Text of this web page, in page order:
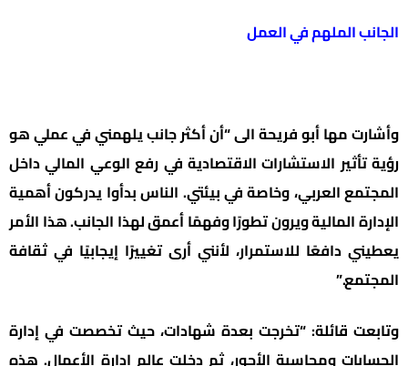
الجانب الملهم في العمل
وأشارت مها أبو فريحة الى “أن أكثر جانب يلهمني في عملي هو
رؤية تأثير الاستشارات الاقتصادية في رفع الوعي المالي داخل
المجتمع العربي، وخاصة في بيئتي. الناس بدأوا يدركون أهمية
الإدارة المالية ويرون تطورًا وفهمًا أعمق لهذا الجانب. هذا الأمر
يعطيني دافعًا للاستمرار، لأنني أرى تغييرًا إيجابيًا في ثقافة
المجتمع.”
وتابعت قائلة: “تخرجت بعدة شهادات، حيث تخصصت في إدارة
الحسابات ومحاسبة الأجور، ثم دخلت عالم إدارة الأعمال. هذه